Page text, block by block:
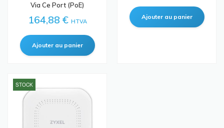
Via Ce Port (PoE)
164,88 € HTVA
STOCK